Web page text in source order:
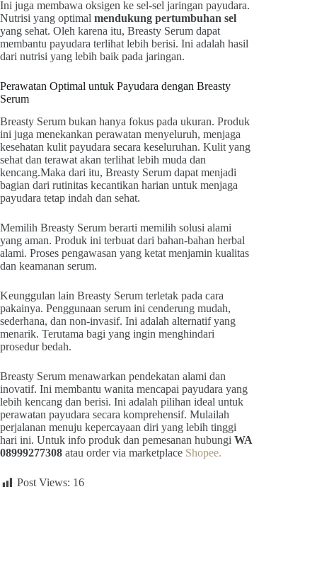
Ini juga membawa oksigen ke sel-sel jaringan payudara.
Nutrisi yang optimal mendukung pertumbuhan sel
yang sehat. Oleh karena itu, Breasty Serum dapat
membantu payudara terlihat lebih berisi. Ini adalah hasil
dari nutrisi yang lebih baik pada jaringan.
Perawatan Optimal untuk Payudara dengan Breasty
Serum
Breasty Serum bukan hanya fokus pada ukuran. Produk
ini juga menekankan perawatan menyeluruh, menjaga
kesehatan kulit payudara secara keseluruhan. Kulit yang
sehat dan terawat akan terlihat lebih muda dan
kencang.Maka dari itu, Breasty Serum dapat menjadi
bagian dari rutinitas kecantikan harian untuk menjaga
payudara tetap indah dan sehat.
Memilih Breasty Serum berarti memilih solusi alami
yang aman. Produk ini terbuat dari bahan-bahan herbal
alami. Proses pengawasan yang ketat menjamin kualitas
dan keamanan serum.
Keunggulan lain Breasty Serum terletak pada cara
pakainya. Penggunaan serum ini cenderung mudah,
sederhana, dan non-invasif. Ini adalah alternatif yang
menarik. Terutama bagi yang ingin menghindari
prosedur bedah.
Breasty Serum menawarkan pendekatan alami dan
inovatif. Ini membantu wanita mencapai payudara yang
lebih kencang dan berisi. Ini adalah pilihan ideal untuk
perawatan payudara secara komprehensif. Mulailah
perjalanan menuju kepercayaan diri yang lebih tinggi
hari ini. Untuk info produk dan pemesanan hubungi WA
08999277308 atau order via marketplace Shopee.
Post Views: 16